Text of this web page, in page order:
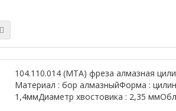
104.110.014 (МТА) фреза алмазная
Материал : бор алмазныйФорма :
1,4ммДиаметр хвостовика : 2,35